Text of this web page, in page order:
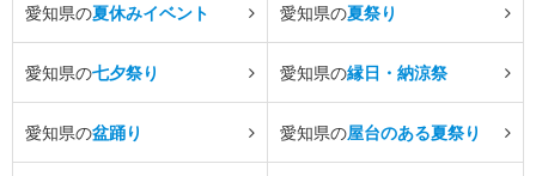
愛知県の夏休みイベント 愛知県の夏祭り
愛知県の七夕祭り 愛知県の縁日・納涼祭
愛知県の盆踊り 愛知県の屋台のある夏祭り